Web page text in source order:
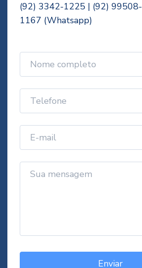
(92) 3342-1225 | (92) 99508-
1167 (Whatsapp)